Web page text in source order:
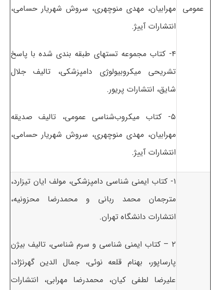
عمومی مهرابیان، مهدی منوچهری، سروش شهریار حسامی،
انتشارات آییژ.
۴- کتاب مجموعه تستهای طبقه بندی شده با پاسخ
تشریحی میکروبیولوژی دامپزشکی، تالیف جلال
شایق، انتشارات پریور.
۵- کتاب میکروب‌شناسی عمومی، تالیف صدیقه
مهرابیان، مهدی منوچهری، سروش شهریار حسامی،
انتشارات آییژ.
۱- کتاب ایمنی شناسی دامپزشکی، مولف ایان تیزارد،
مترجمان محمد ربانی و محمدرضا محزونیه،
انتشارات دانشگاه تهران.
۲ – کتاب ایمنی شناسی و سرم شناسی، تالیف بیژن
پارساپور، بهنام قلعه نوئی، جمال الدین گهرنژاد،
علیرضا لطفی کیان، محمدرضا مهرابی، انتشارات